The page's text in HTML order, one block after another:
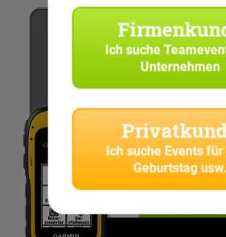
Ich suche
Unternehmen
Ich suche Events für
Geburtstag usw.